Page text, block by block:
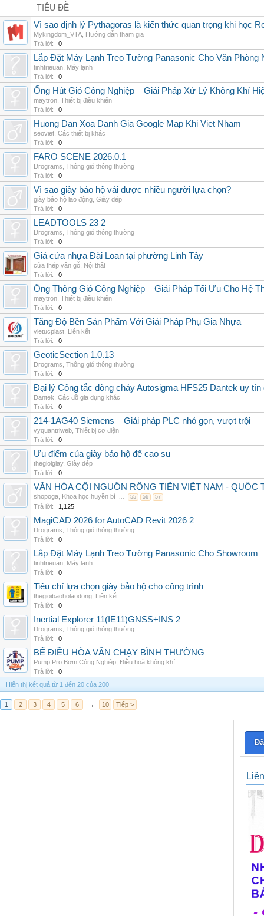
TIÊU ĐỀ
Vì sao định lý Pythagoras là kiến thức quan trọng khi học
Mykingdom_VTA Hướng dẫn tham gia
Trả lời:
0
Lắp Đặt Máy Lạnh Treo Tường Panasonic Cho Văn Phòng
tinhtrieuan Máy lạnh
Trả lời:
0
Ống Hút Gió Công Nghiệp – Giải Pháp Xử Lý Không Khí
maytron Thiết bị điều khiển
Trả lời:
0
Huong Dan Xoa Danh Gia Google Map Khi Viet Nham
seoviet Các thiết bị khác
Trả lời:
0
FARO SCENE 2026.0.1
Drograms Thông gió thông thường
Trả lời:
0
Vì sao giày bảo hộ vải được nhiều người lựa chọn?
giày bảo hộ lao động Giày dép
Trả lời:
0
LEADTOOLS 23 2
Drograms Thông gió thông thường
Trả lời:
0
Giá cửa nhựa Đài Loan tại phường Linh Tây
cửa thép vân gỗ Nội thất
Trả lời:
0
Ống Thông Gió Công Nghiệp – Giải Pháp Tối Ưu Cho Hệ
maytron Thiết bị điều khiển
Trả lời:
0
Tăng Độ Bền Sản Phẩm Với Giải Pháp Phụ Gia Nhựa
vietucplast Liên kết
Trả lời:
0
GeoticSection 1.0.13
Drograms Thông gió thông thường
Trả lời:
0
Đại lý Công tắc dòng chảy Autosigma HFS25 Dantek uy tín
Dantek Các đồ gia dụng khác
Trả lời:
0
214-1AG40 Siemens – Giải pháp PLC nhỏ gọn, vượt trội
vyquantriweb Thiết bị cơ điện
Trả lời:
0
Ưu điểm của giày bảo hộ đế cao su
thegioigiay, Giày dép
Trả lời:
0
VĂN HÓA CỘI NGUỒN RỒNG TIÊN VIỆT NAM -
shopoga Khoa học huyền bí ... 55 56 57
Trả lời: 1,125
MagiCAD 2026 for AutoCAD Revit 2026 2
Drograms Thông gió thông thường
Trả lời:
0
Lắp Đặt Máy Lạnh Treo Tường Panasonic Cho Showroom
tinhtrieuan Máy lạnh
Trả lời:
0
Tiêu chí lựa chọn giày bảo hộ cho công trình
thegioibaoholaodong Liên kết
Trả lời:
0
Inertial Explorer 11(IE11)GNSS+INS 2
Drograms Thông gió thông thường
Trả lời:
0
BỂ ĐIỀU HÒA VẪN CHẠY BÌNH THƯỜNG
Pump Pro Bơm Công Nghiệp Điều hoà không khí
Trả lời:
0
Hiển thị kết quả từ 1 đến 20 của 200
1 2 3 4 5 6 → 10 Tiếp >